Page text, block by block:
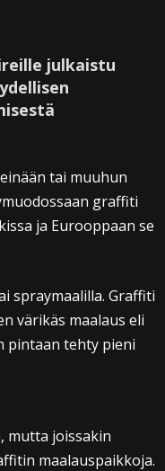
julkaistu
tai muuhun
graffiti
ja Eurooppaan se
spraymaalilla. Graffiti
värikäs maalaus eli
pintaan tehty pieni
mutta joissakin
maalauspaikkoja.